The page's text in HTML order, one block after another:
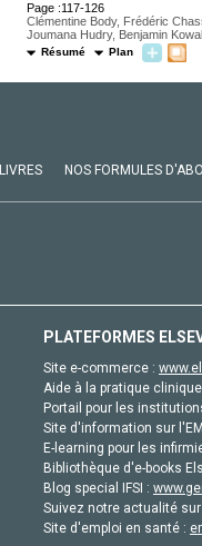
Page :117-126
Clémentine Body, Frédéric
Joumana Hudry, Benjamin
Résumé Plan
LIVRES NOS FORMULES
PLATEFORMES
Site e-commerce :
Aide à la pratique
Portail pour les
Site d'information sur
E-learning pour les
Bibliothèque d'e-books
Blog special IFSI :
Suivez notre actualité
Site d'emploi en santé :